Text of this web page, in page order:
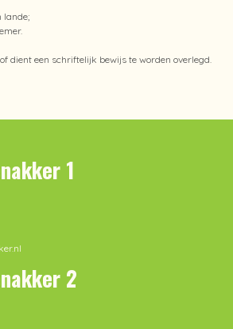
lande;
dient een schriftelijk bewijs te worden overlegd.
1
2